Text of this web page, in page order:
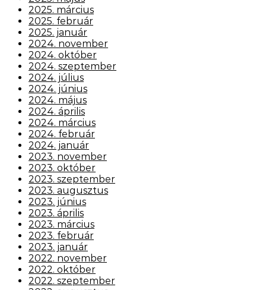
2025. március
2025. február
2025. január
2024. november
2024. október
2024. szeptember
2024. július
2024. június
2024. május
2024. április
2024. március
2024. február
2024. január
2023. november
2023. október
2023. szeptember
2023. augusztus
2023. június
2023. április
2023. március
2023. február
2023. január
2022. november
2022. október
2022. szeptember